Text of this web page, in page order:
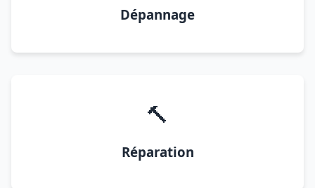
Dépannage
🔨
Réparation